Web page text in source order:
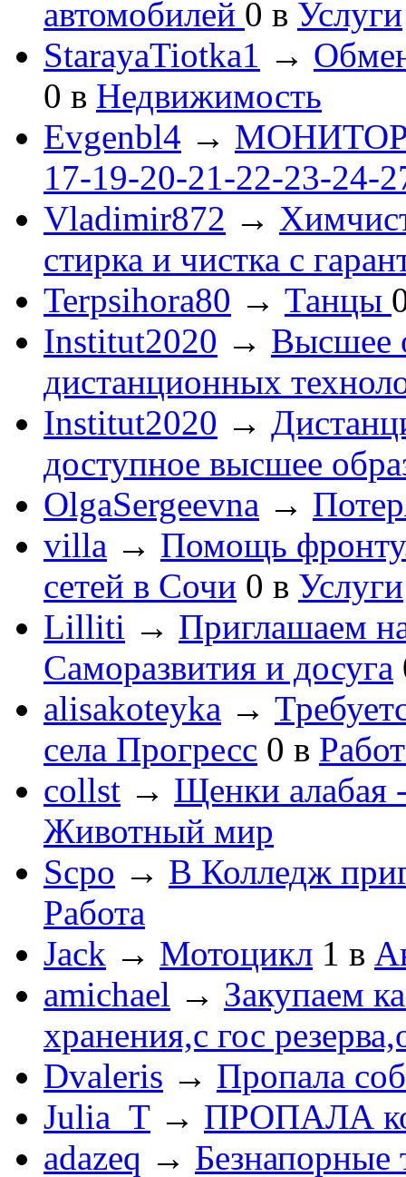
автомобилей 0 в Услуги
StarayaTiotka1 →
0 в Недвижимость
Evgenbl4 → МОНИТОРЫ
17-19-20-21-22-23-24-
Vladimir872 →
стирка и чистка с
Terpsihora80 → Танцы
Institut2020 → Высшее
дистанционных
Institut2020 →
доступное высшее
OlgaSergeevna →
villa → Помощь
сетей в Сочи 0 в Услуги
Lilliti → Приглашаем
Саморазвития и досуга
alisakoteyka →
села Прогресс 0 в
collst → Щенки алабая
Животный мир
Scpo → В Колледж
Работа
Jack → Мотоцикл 1 в
amichael → Закупаем
хранения,с гос
Dvaleris → Пропала
Julia_T → ПРОПАЛА
adazeq → Безнапорные